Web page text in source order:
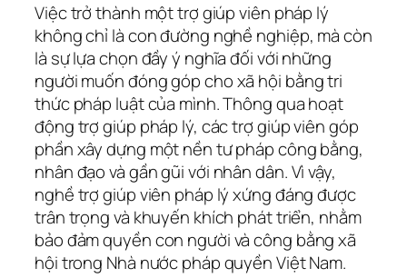
Việc trở thành một trợ giúp viên pháp lý
không chỉ là con đường nghề nghiệp, mà còn
là sự lựa chọn đầy ý nghĩa đối với những
người muốn đóng góp cho xã hội bằng tri
thức pháp luật của mình. Thông qua hoạt
động trợ giúp pháp lý, các trợ giúp viên góp
phần xây dựng một nền tư pháp công bằng,
nhân đạo và gần gũi với nhân dân. Vì vậy,
nghề trợ giúp viên pháp lý xứng đáng được
trân trọng và khuyến khích phát triển, nhằm
bảo đảm quyền con người và công bằng xã
hội trong Nhà nước pháp quyền Việt Nam.